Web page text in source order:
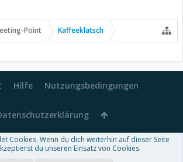
Point Kaffeeklatsch
Hilfe Nutzungsbedingungen
by XenForo™-Deutsch von xenDach
Cookies. Wenn du dich weiterhin auf dieser Seite
du unseren Einsatz von Cookies.